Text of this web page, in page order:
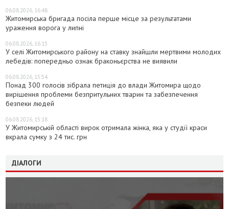
06.08.2026, 16:48
Житомирська бригада посіла перше місце за результатами
ураження ворога у липні
06.08.2026, 16:15
У селі Житомирського району на ставку знайшли мертвими молодих
лебедів: попередньо ознак браконьєрства не виявили
06.08.2026, 15:54
Понад 300 голосів зібрала петиція до влади Житомира щодо
вирішення проблеми безпритульних тварин та забезпечення
безпеки людей
06.08.2026, 15:18
У Житомирській області вирок отримала жінка, яка у студії краси
вкрала сумку з 24 тис. грн
ДІАЛОГИ